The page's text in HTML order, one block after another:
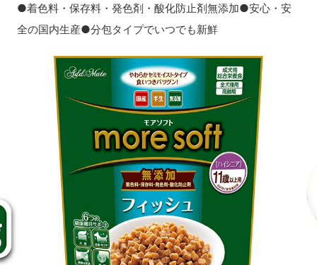
●着色料・保存料・発色剤・酸化防止剤無添加●安心・安
全の国内生産●分包タイプでいつでも新鮮